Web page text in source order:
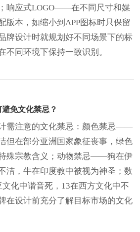
响应式LOGO——在不同尺寸和媒
版本，如缩小到APP图标时只保留
牌设计时就规划好不同场景下的标
不同环境下保持一致识别。
免文化禁忌？
需注意的文化禁忌：颜色禁忌——
但在部分亚洲国家象征丧事，绿色
殊宗教含义；动物禁忌——狗在伊
洁，牛在印度教中被视为神圣；数
化中谐音死，13在西方文化中不
在设计前充分了解目标市场的文化